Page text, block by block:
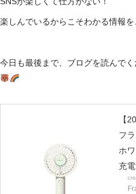
楽しんでいるからこそわかる情報を
今日も最後まで、ブログを読んで
【
フ
ホ
充